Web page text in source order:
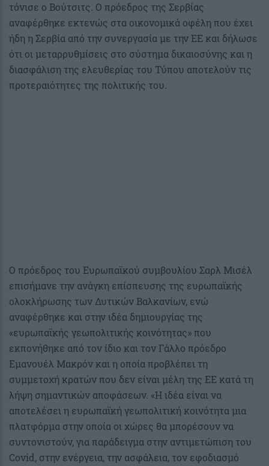
τόνισε ο Βούτσιτς. Ο πρόεδρος της Σερβίας
αναφέρθηκε εκτενώς στα οικονομικά οφέλη που έχει
ήδη η Σερβία από την συνεργασία με την ΕΕ και δήλωσε
ότι οι μεταρρυθμίσεις στο σύστημα δικαιοσύνης και η
διασφάλιση της ελευθερίας του Τύπου αποτελούν τις
προτεραιότητες της πολιτικής του.
Ο πρόεδρος του Ευρωπαϊκού συμβουλίου Σαρλ Μισέλ
επισήμανε την ανάγκη επίσπευσης της ευρωπαϊκής
ολοκλήρωσης των Δυτικών Βαλκανίων, ενώ
αναφέρθηκε και στην ιδέα δημιουργίας της
«ευρωπαϊκής γεωπολιτικής κοινότητας» που
εκπονήθηκε από τον ίδιο και τον Γάλλο πρόεδρο
Εμανουέλ Μακρόν και η οποία προβλέπει τη
συμμετοχή κρατών που δεν είναι μέλη της ΕΕ κατά τη
λήψη σημαντικών αποφάσεων. «Η ιδέα είναι να
αποτελέσει η ευρωπαϊκή γεωπολιτική κοινότητα μια
πλατφόρμα στην οποία οι χώρες θα μπορέσουν να
συντονιστούν, για παράδειγμα στην αντιμετώπιση του
Covid, στην ενέργεια, την ασφάλεια, τον εφοδιασμό